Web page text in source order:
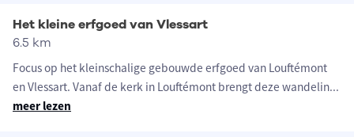
Het kleine erfgoed van Vlessart
6.5 km
Focus op het kleinschalige gebouwde erfgoed van Louftémont
en Vlessart. Vanaf de kerk in Louftémont brengt deze wandelin...
meer lezen